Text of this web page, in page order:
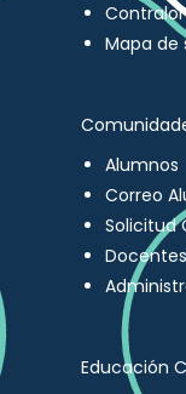
Mapa de
Alumnos
Correo
Solicitud
Docentes
Educación